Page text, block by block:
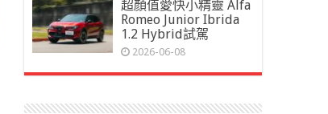
超顏值愛快小精靈 Alfa
Romeo Junior Ibrida
1.2 Hybrid試駕
2026-06-08